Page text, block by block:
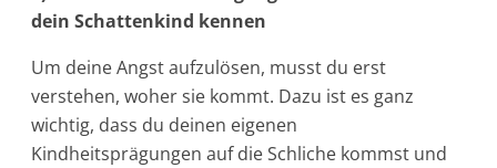
dein Schattenkind kennen
Um deine Angst aufzulösen, musst du erst
verstehen, woher sie kommt. Dazu ist es ganz
wichtig, dass du deinen eigenen
Kindheitsprägungen auf die Schliche kommst und